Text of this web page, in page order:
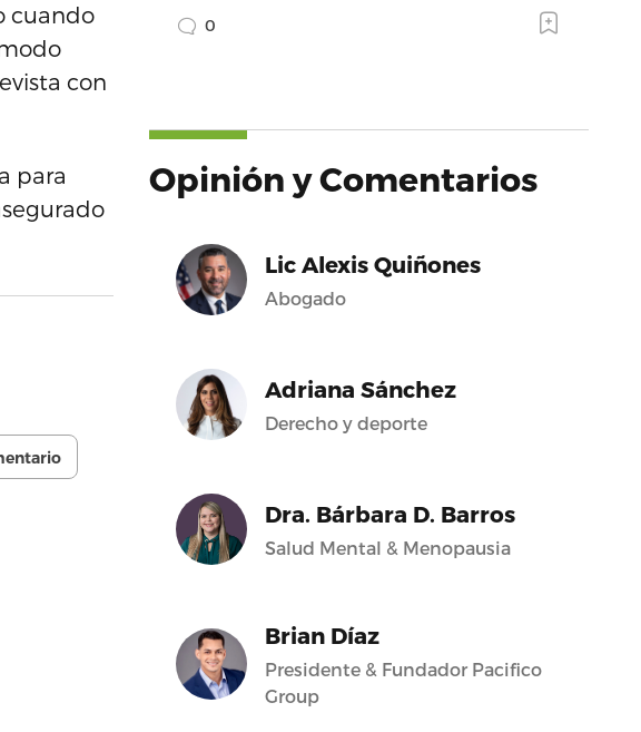
cuando
con
para
0
Opinión y Comentarios
Lic Alexis Quiñones
Abogado
Adriana Sánchez
Derecho y deporte
Dra. Bárbara D. Barros
Salud Mental & Menopausia
Brian Díaz
Presidente & Fundador Pacifico
Group